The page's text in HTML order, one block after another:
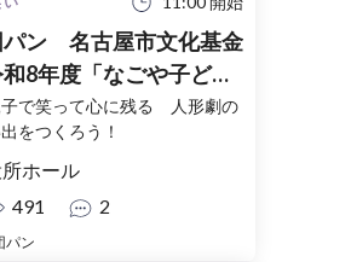
パン 名古屋市文化基金
8年度「なごや子ども
回劇場」
子で笑って心に残る 人形劇の
をつくろう！
ホール
491 2
パン